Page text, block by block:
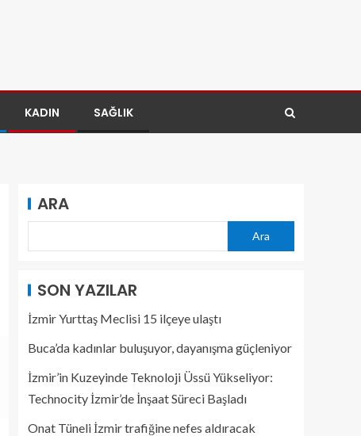
KADIN SAĞLIK
ARA
Ara
SON YAZILAR
İzmir Yurttaş Meclisi 15 ilçeye ulaştı
Buca’da kadınlar buluşuyor, dayanışma güçleniyor
İzmir’in Kuzeyinde Teknoloji Üssü Yükseliyor:
Technocity İzmir’de İnşaat Süreci Başladı
Onat Tüneli İzmir trafiğine nefes aldıracak